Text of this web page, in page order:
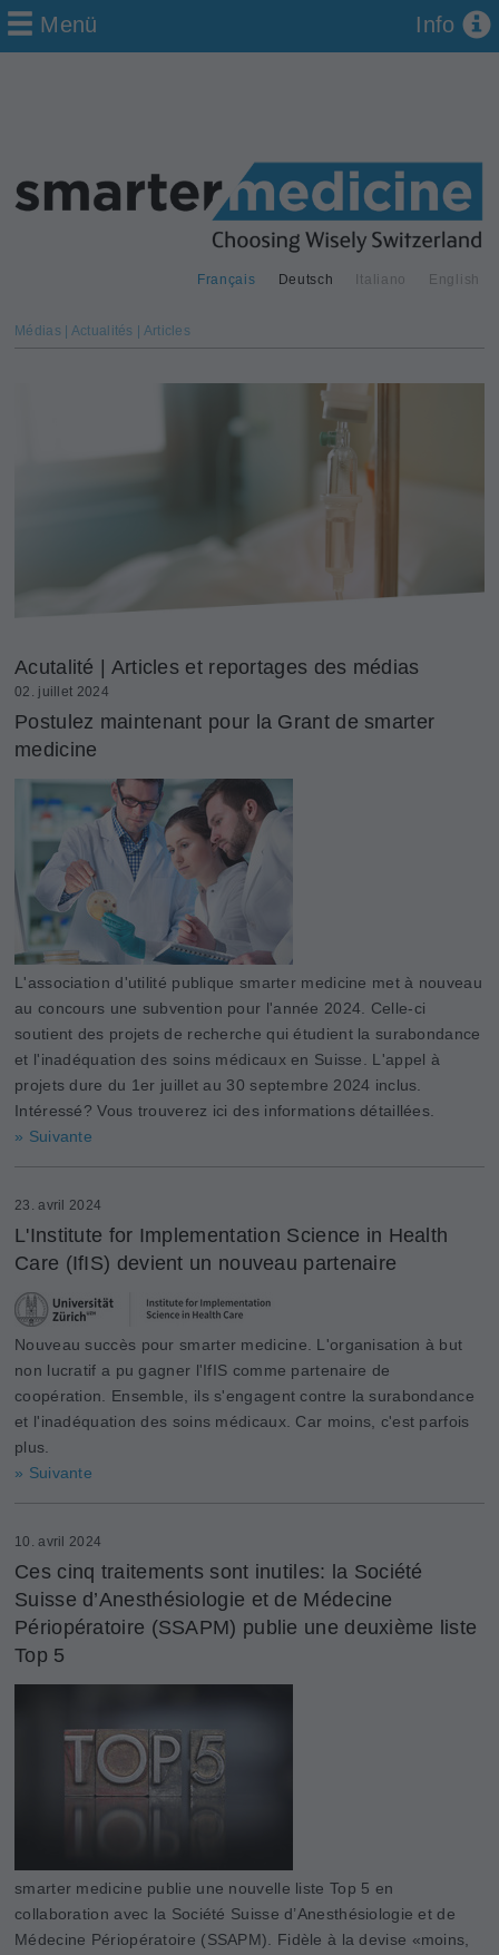
Deutsch
Français Italiano English
Menü Info
Médias | Actualités | Articles
Acutalité | Articles et reportages des médias
02. juillet 2024
Postulez maintenant pour la Grant de smarter
medicine
L'association d'utilité publique smarter medicine met à nouveau
au concours une subvention pour l'année 2024. Celle-ci
soutient des projets de recherche qui étudient la surabondance
et l'inadéquation des soins médicaux en Suisse. L'appel à
projets dure du 1er juillet au 30 septembre 2024 inclus.
Intéressé? Vous trouverez ici des informations détaillées.
» Suivante
23. avril 2024
L'Institute for Implementation Science in Health
Care (IfIS) devient un nouveau partenaire
Nouveau succès pour smarter medicine. L'organisation à but
non lucratif a pu gagner l'IfIS comme partenaire de
coopération. Ensemble, ils s'engagent contre la surabondance
et l'inadéquation des soins médicaux. Car moins, c'est parfois
plus.
» Suivante
10. avril 2024
Ces cinq traitements sont inutiles: la Société
Suisse d’Anesthésiologie et de Médecine
Périopératoire (SSAPM) publie une deuxième liste
Top 5
smarter medicine publie une nouvelle liste Top 5 en
collaboration avec la Société Suisse d’Anesthésiologie et de
Médecine Périopératoire (SSAPM). Fidèle à la devise «moins,